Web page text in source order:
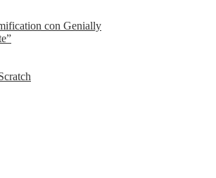
con Genially